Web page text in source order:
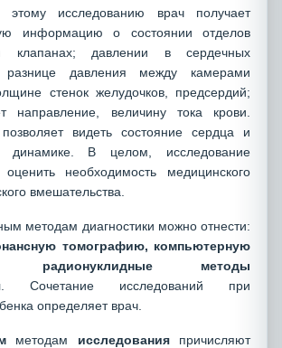
этому исследованию врач получает
информацию о состоянии отделов
клапанах; давлении в сердечных
разнице давления между камерами
стенок желудочков, предсердий;
направление, величину тока крови.
видеть состояние сердца и
динамике. В целом, исследование
оценить необходимость медицинского
вмешательства.
методам диагностики можно отнести:
томографию, компьютерную
радионуклидные методы
. Сочетание исследований при
определяет врач.
методам исследованияпричисляют